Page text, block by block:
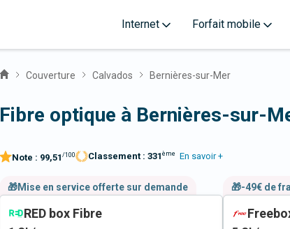
Internet Forfait mobile
Couverture Calvados Bernières-sur-Mer
Fibre optique à Bernières-sur-
Note : 99,51 /100 Classement : 331 ème En savoir +
🎁Mise en service offerte sur demande
RED box Fibre
🎁-49€ de